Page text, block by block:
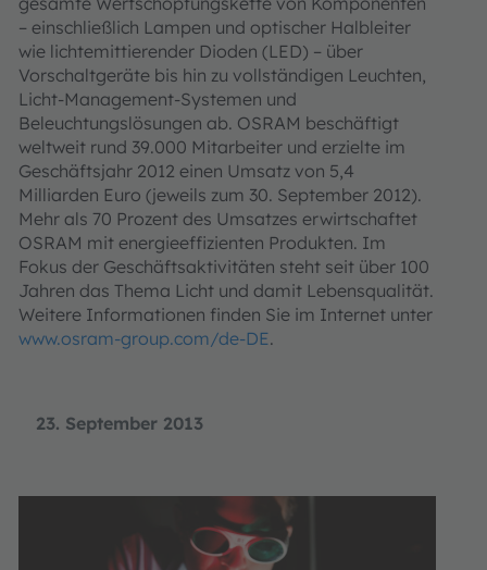
23. September 2013
– einschließlich Lampen und optischer Halbleiter
wie lichtemittierender Dioden (LED) – über
Vorschaltgeräte bis hin zu vollständigen Leuchten,
Licht-Management-Systemen und
Beleuchtungslösungen ab. OSRAM beschäftigt
weltweit rund 39.000 Mitarbeiter und erzielte im
Geschäftsjahr 2012 einen Umsatz von 5,4
Milliarden Euro (jeweils zum 30. September 2012).
Mehr als 70 Prozent des Umsatzes erwirtschaftet
OSRAM mit energieeffizienten Produkten. Im
Fokus der Geschäftsaktivitäten steht seit über 100
Jahren das Thema Licht und damit Lebensqualität.
Weitere Informationen finden Sie im Internet unter
www.osram-group.com/de-DE.